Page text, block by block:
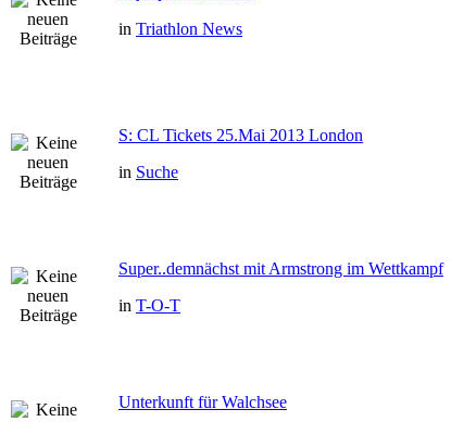
in Triathlon News
S: CL Tickets 25.Mai 2013 London
in Suche
Super..demnächst mit Armstrong im Wettkampf
in T-O-T
Unterkunft für Walchsee